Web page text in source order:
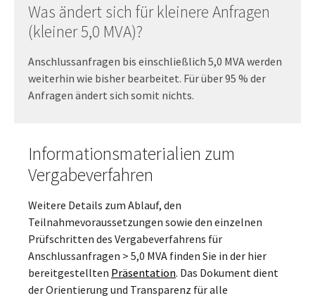
Was ändert sich für kleinere Anfragen
(kleiner 5,0 MVA)?
Anschlussanfragen bis einschließlich 5,0 MVA werden
weiterhin wie bisher bearbeitet. Für über 95 % der
Anfragen ändert sich somit nichts.
Informationsmaterialien zum
Vergabeverfahren
Weitere Details zum Ablauf, den
Teilnahmevoraussetzungen sowie den einzelnen
Prüfschritten des Vergabeverfahrens für
Anschlussanfragen > 5,0 MVA finden Sie in der hier
bereitgestellten Präsentation. Das Dokument dient
der Orientierung und Transparenz für alle